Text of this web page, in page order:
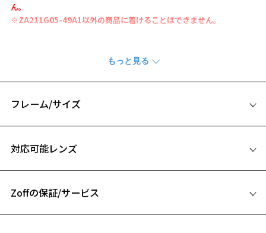
ん。
※ZA211G05-49A1以外の商品に着けることはできません。
す。
曇天時や木々に覆われて暗い渓流を釣る時なども活躍します。
偏光フィルターの着脱方法をみる
※この商品はWEB店舗限定で販売している商品になります。
※偏光フィルターのカラーを他の色に交換することはできません。
フレーム/サイズ
対応可能レンズ
フレームとレンズの合計料金を知りたい方へ
Zoffの保証/サービス